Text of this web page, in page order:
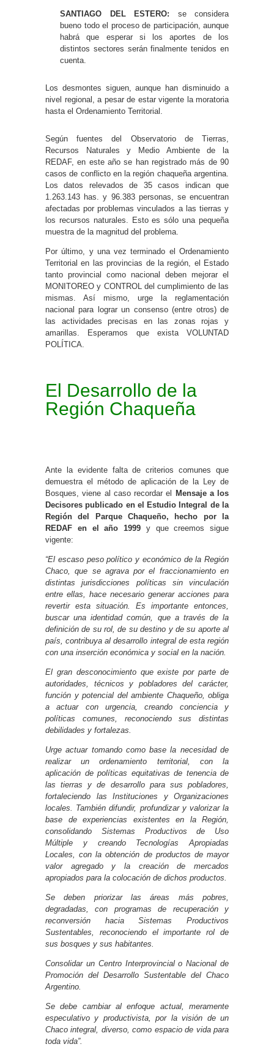
SANTIAGO DEL ESTERO: se considera
bueno todo el proceso de participación, aunque
habrá que esperar si los aportes de los
distintos sectores serán finalmente tenidos en
cuenta.
Los desmontes siguen, aunque han disminuido a
nivel regional, a pesar de estar vigente la moratoria
hasta el Ordenamiento Territorial.
Según fuentes del Observatorio de Tierras,
Recursos Naturales y Medio Ambiente de la
REDAF, en este año se han registrado más de 90
casos de conflicto en la región chaqueña argentina.
Los datos relevados de 35 casos indican que
1.263.143 has. y 96.383 personas, se encuentran
afectadas por problemas vinculados a las tierras y
los recursos naturales. Esto es sólo una pequeña
muestra de la magnitud del problema.
Por último, y una vez terminado el Ordenamiento
Territorial en las provincias de la región, el Estado
tanto provincial como nacional deben mejorar el
MONITOREO y CONTROL del cumplimiento de las
mismas. Así mismo, urge la reglamentación
nacional para lograr un consenso (entre otros) de
las actividades precisas en las zonas rojas y
amarillas. Esperamos que exista VOLUNTAD
POLÍTICA.
El Desarrollo de la
Región Chaqueña
Ante la evidente falta de criterios comunes que
demuestra el método de aplicación de la Ley de
Bosques, viene al caso recordar el Mensaje a los
Decisores publicado en el Estudio Integral de la
Región del Parque Chaqueño, hecho por la
REDAF en el año 1999 y que creemos sigue
vigente:
“El escaso peso político y económico de la Región
Chaco, que se agrava por el fraccionamiento en
distintas jurisdicciones políticas sin vinculación
entre ellas, hace necesario generar acciones para
revertir esta situación. Es importante entonces,
buscar una identidad común, que a través de la
definición de su rol, de su destino y de su aporte al
país, contribuya al desarrollo integral de esta región
con una inserción económica y social en la nación.
El gran desconocimiento que existe por parte de
autoridades, técnicos y pobladores del carácter,
función y potencial del ambiente Chaqueño, obliga
a actuar con urgencia, creando conciencia y
políticas comunes, reconociendo sus distintas
debilidades y fortalezas.
Urge actuar tomando como base la necesidad de
realizar un ordenamiento territorial, con la
aplicación de políticas equitativas de tenencia de
las tierras y de desarrollo para sus pobladores,
fortaleciendo las Instituciones y Organizaciones
locales. También difundir, profundizar y valorizar la
base de experiencias existentes en la Región,
consolidando Sistemas Productivos de Uso
Múltiple y creando Tecnologías Apropiadas
Locales, con la obtención de productos de mayor
valor agregado y la creación de mercados
apropiados para la colocación de dichos productos.
Se deben priorizar las áreas más pobres,
degradadas, con programas de recuperación y
reconversión hacia Sistemas Productivos
Sustentables, reconociendo el importante rol de
sus bosques y sus habitantes.
Consolidar un Centro Interprovincial o Nacional de
Promoción del Desarrollo Sustentable del Chaco
Argentino.
Se debe cambiar al enfoque actual, meramente
especulativo y productivista, por la visión de un
Chaco integral, diverso, como espacio de vida para
toda vida”.